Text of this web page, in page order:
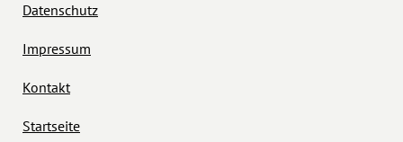
Datenschutz
Impressum
Kontakt
Startseite